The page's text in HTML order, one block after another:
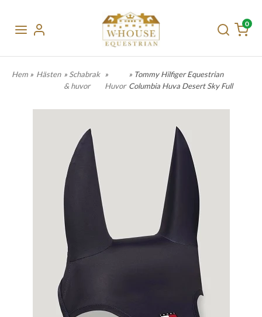
0
Hem » Hästen » Schabrak
& huvor
»
Huvor
» Tommy Hilfiger Equestrian
Columbia Huva Desert Sky Full